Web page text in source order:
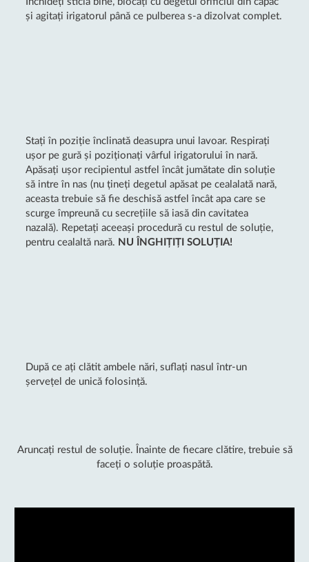
și agitați irigatorul până ce pulberea s-a dizolvat complet.
Stați în poziție înclinată deasupra unui lavoar. Respirați
ușor pe gură și poziționați vârful irigatorului în nară.
Apăsați ușor recipientul astfel încât jumătate din soluție
să intre în nas (nu țineți degetul apăsat pe cealalată nară,
aceasta trebuie să fie deschisă astfel încât apa care se
scurge împreună cu secrețiile să iasă din cavitatea
nazală). Repetați aceeași procedură cu restul de soluție,
pentru cealaltă nară. NU ÎNGHIȚIȚI SOLUȚIA!
După ce ați clătit ambele nări, suflați nasul într-un
șervețel de unică folosință.
Aruncați restul de soluție. Înainte de fiecare clătire, trebuie să
faceți o soluție proaspătă.